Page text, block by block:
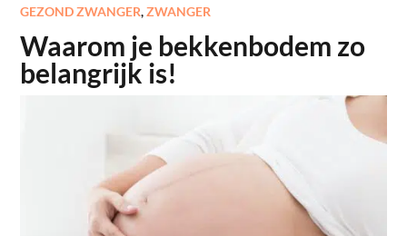
GEZOND ZWANGER,ZWANGER
Waarom je bekkenbodem zo
belangrijk is!